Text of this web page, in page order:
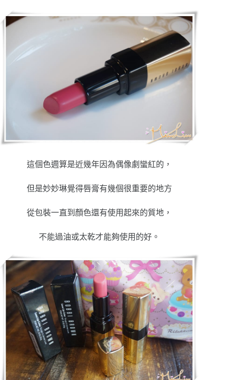
這個色週算是近幾年因為偶像劇蠻紅的，
但是妙妙琳覺得唇膏有幾個很重要的地方
從包裝一直到顏色還有使用起來的質地，
不能過油或太乾才能夠使用的好。